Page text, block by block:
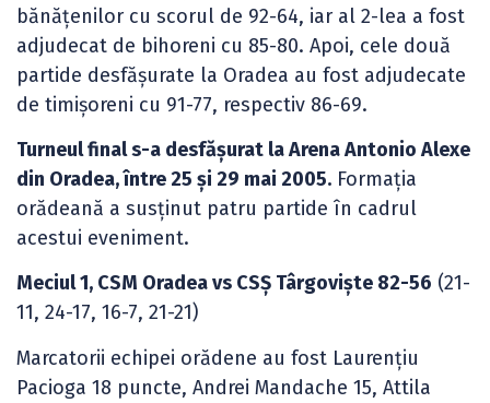
bănățenilor cu scorul de 92-64, iar al 2-lea a fost
adjudecat de bihoreni cu 85-80. Apoi, cele două
partide desfășurate la Oradea au fost adjudecate
de timișoreni cu 91-77, respectiv 86-69.
Turneul final s-a desfășurat la Arena Antonio Alexe
din Oradea, între 25 și 29 mai 2005. Formația
orădeană a susținut patru partide în cadrul
acestui eveniment.
Meciul 1, CSM Oradea vs CSȘ Târgoviște 82-56 (21-
11, 24-17, 16-7, 21-21)
Marcatorii echipei orădene au fost Laurențiu
Pacioga 18 puncte, Andrei Mandache 15, Attila